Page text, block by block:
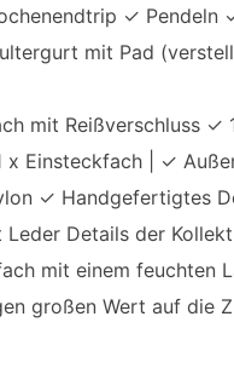
✓ Pendeln
mit Pad
mit Reißverschluss ✓
Einsteckfach | ✓
✓ Handgefertigtes
Details der
mit einem feuchten
großen Wert auf die